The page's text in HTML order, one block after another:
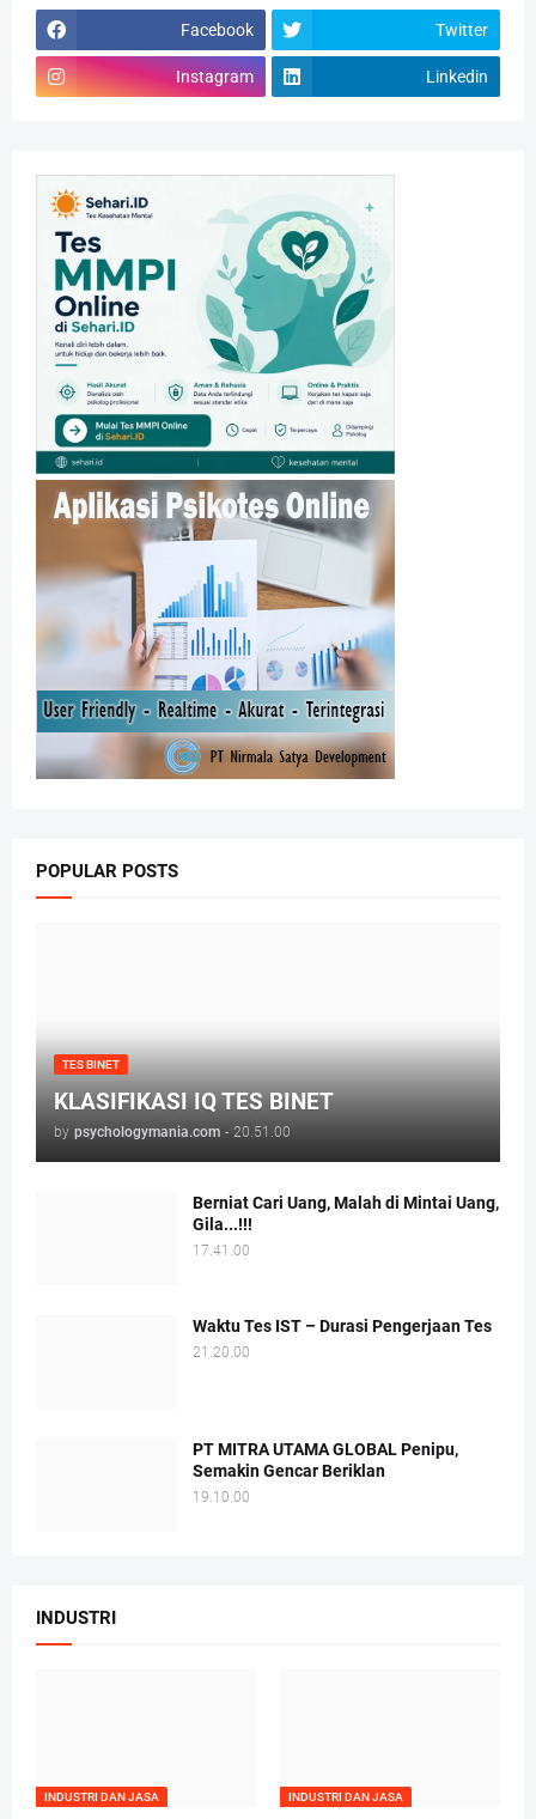
Facebook Twitter
Instagram Linkedin
POPULAR POSTS
TES BINET
KLASIFIKASI IQ TES BINET
by psychologymania.com - 20.51.00
Berniat Cari Uang, Malah di Mintai Uang,
Gila...!!!
17.41.00
Waktu Tes IST – Durasi Pengerjaan Tes
21.20.00
PT MITRA UTAMA GLOBAL Penipu,
Semakin Gencar Beriklan
19.10.00
INDUSTRI
INDUSTRI DAN JASA INDUSTRI DAN JASA